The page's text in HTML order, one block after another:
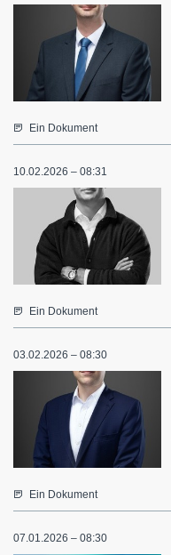
Ein Dokument
10.02.2026 – 08:31
Ein Dokument
03.02.2026 – 08:30
Ein Dokument
07.01.2026 – 08:30